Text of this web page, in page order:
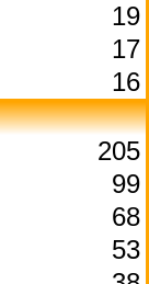
19
17
16
205
99
68
53